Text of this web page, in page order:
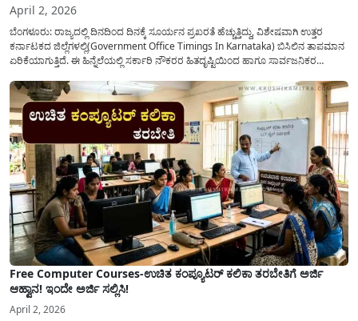
April 2, 2026
ಬೆಂಗಳೂರು: ರಾಜ್ಯದಲ್ಲಿ ದಿನದಿಂದ ದಿನಕ್ಕೆ ಸೂರ್ಯನ ಪ್ರಖರತೆ ಹೆಚ್ಚುತ್ತಿದ್ದು, ವಿಶೇಷವಾಗಿ ಉತ್ತರ
ಕರ್ನಾಟಕದ ಜಿಲ್ಲೆಗಳಲ್ಲಿ(Government Office Timings In Karnataka) ಬಿಸಿಲಿನ ತಾಪಮಾನ
ಏರಿಕೆಯಾಗುತ್ತಿದೆ. ಈ ಹಿನ್ನೆಲೆಯಲ್ಲಿ ಸರ್ಕಾರಿ ನೌಕರರ ಹಿತದೃಷ್ಟಿಯಿಂದ ಹಾಗೂ ಸಾರ್ವಜನಿಕರ
ಮತ್ತು ಕಲ್ಯಾಣ ಕರ್ನಾಟಕದ ಒಟ್ಟು 9 ಜಿಲ್ಲೆಗಳಲ್ಲಿ ಏಪ್ರಿಲ್...
Free Computer Courses-ಉಚಿತ ಕಂಪ್ಯೂಟರ್ ಕಲಿಕಾ ತರಬೇತಿಗೆ ಅರ್ಜಿ
ಆಹ್ವಾನ! ಇಂದೇ ಅರ್ಜಿ ಸಲ್ಲಿಸಿ!
April 2, 2026